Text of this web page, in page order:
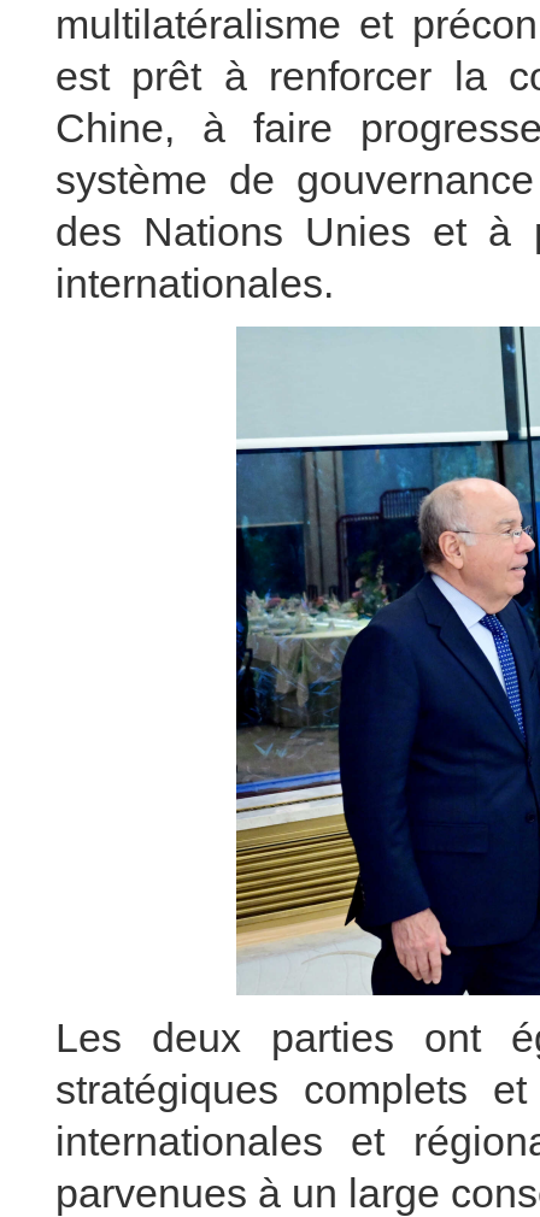
multilatéralisme et
est prêt à renforcer la
Chine, à faire
système de
des Nations Unies et à
internationales.
Les deux parties ont
stratégiques complets
internationales et
parvenues à un large